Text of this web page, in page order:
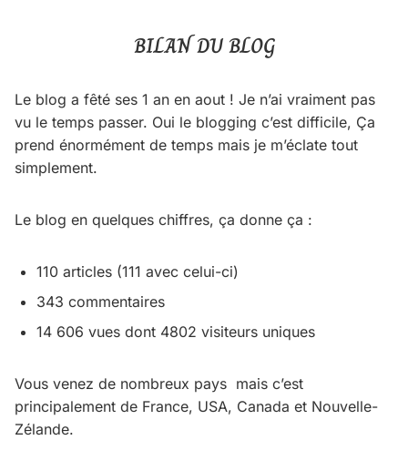
BILAN DU BLOG
Le blog a fêté ses 1 an en aout ! Je n’ai vraiment pas
vu le temps passer. Oui le blogging c’est difficile, Ça
prend énormément de temps mais je m’éclate tout
simplement.
Le blog en quelques chiffres, ça donne ça :
110 articles (111 avec celui-ci)
343 commentaires
14 606 vues dont 4802 visiteurs uniques
Vous venez de nombreux pays mais c’est
principalement de France, USA, Canada et Nouvelle-
Zélande.